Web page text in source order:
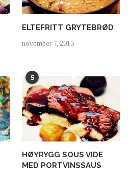
ELTEFRITT GRYTEBRØD
november 7, 2013
5
HØYRYGG SOUS VIDE
MED PORTVINSSAUS